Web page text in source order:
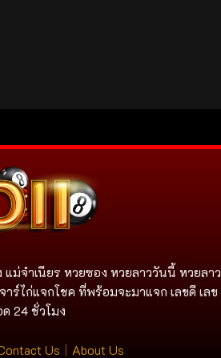
ม่จําเนียร หวยซอง หวยลาววันนี้ หวยลาว
ร์ไก่แจกโชค ที่พร้อมจะมาแจก เลขดี เลข
24 ชั่วโมง
Us | About Us